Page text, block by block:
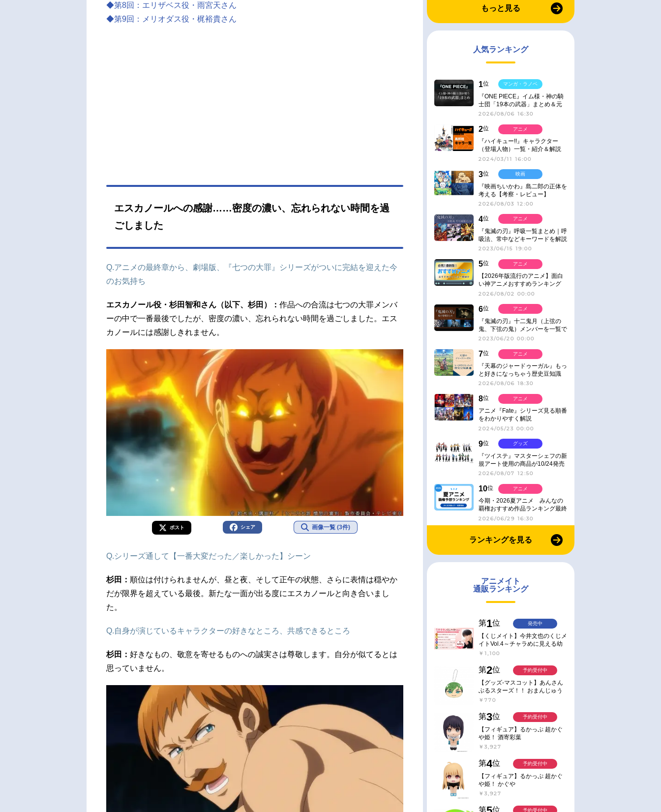
◆第8回：エリザベス役・雨宮天さん
◆第9回：メリオダス役・梶裕貴さん
エスカノールへの感謝……密度の濃い、忘れられない時間を過
ごしました
Q.アニメの最終章から、劇場版、『七つの大罪』シリーズがついに完結を迎えた今
のお気持ち
エスカノール役・杉田智和さん（以下、杉田）： 作品への合流は七つの大罪メンバ
ーの中で一番最後でしたが、密度の濃い、忘れられない時間を過ごしました。エス
カノールには感謝しきれません。
ポスト シェア 画像一覧 (3件)
Q.シリーズ通して【一番大変だった／楽しかった】シーン
杉田： 順位は付けられませんが、昼と夜、そして正午の状態、さらに表情は穏やか
だが限界を超えている最後。新たな一面が出る度にエスカノールと向き合いまし
た。
Q.自身が演じているキャラクターの好きなところ、共感できるところ
杉田： 好きなもの、敬意を寄せるものへの誠実さは尊敬します。自分が似てるとは
思っていません。
もっと見る
人気ランキング
1位
『ONE PIECE』イム様・神の騎
士団「19本の武器」まとめ＆元
ネタ
2026/08/06 16:30
マンガ・ラノベ
2位
『ハイキュー!!』キャラクター
（登場人物）一覧・紹介＆解説
2024/03/11 16:00
アニメ
3位
『映画ちいかわ』島二郎の正体を
考える【考察・レビュー】
2026/08/03 12:00
映画
4位
『鬼滅の刃』呼吸一覧まとめ｜呼
吸法、常中などキーワードを解説
2023/06/15 19:00
アニメ
5位
【2026年版流行のアニメ】面白
い神アニメおすすめランキング
【名作・話題作】｜ジャンル別人
2026/08/02 00:00
アニメ
6位
『鬼滅の刃』十二鬼月（上弦の
鬼、下弦の鬼）メンバーを一覧で
紹介＆解説（登場鬼の情報まと
2023/06/20 00:00
アニメ
7位
『天幕のジャードゥーガル』もっ
と好きになっちゃう歴史豆知識
2026/08/06 18:30
アニメ
8位
アニメ『Fate』シリーズ見る順番
をわかりやすく解説
2024/05/23 00:00
アニメ
9位
『ツイステ』マスターシェフの新
規アート使用の商品が10/24発売
2026/08/07 12:50
グッズ
10位
今期・2026夏アニメ みんなの
覇権おすすめ作品ランキング最終
結果発表！
2026/06/29 16:30
アニメ
ランキングを見る
アニメイト
通販ランキング
第1位
【くじメイト】今井文也のくじメ
イトVol.4～チャラめに見える幼
馴染、実は一途で独占欲が強いん
￥1,100
発売中
第2位
【グッズ-マスコット】あんさん
ぶるスターズ！！ おまんじゅう
にぎにぎマスコット ねくすと2
￥770
予約受付中
第3位
【フィギュア】るかっぷ 超かぐ
や姫！ 酒寄彩葉
￥3,927
予約受付中
第4位
【フィギュア】るかっぷ 超かぐ
や姫！ かぐや
￥3,927
予約受付中
第 位 予約受付中